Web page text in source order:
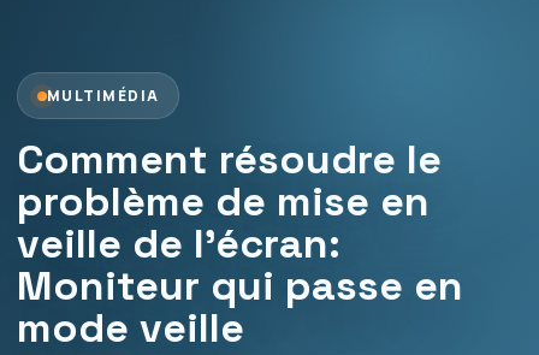
MULTIMÉDIA
Comment résoudre le
problème de mise en
veille de l’écran:
Moniteur qui passe en
mode veille